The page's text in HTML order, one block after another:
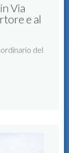
Via
e al
del